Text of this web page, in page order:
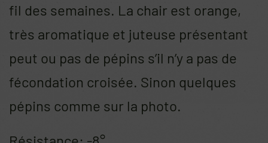
fil des semaines. La chair est orange,
très aromatique et juteuse présentant
peut ou pas de pépins s’il n’y a pas de
fécondation croisée. Sinon quelques
pépins comme sur la photo.